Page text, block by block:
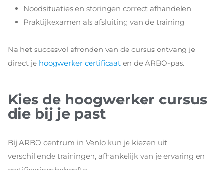
Noodsituaties en storingen correct afhandelen
Praktijkexamen als afsluiting van de training
Na het succesvol afronden van de cursus ontvang je
direct je hoogwerker certificaat en de ARBO-pas.
Kies de hoogwerker cursus
die bij je past
Bij ARBO centrum in Venlo kun je kiezen uit
verschillende trainingen, afhankelijk van je ervaring en